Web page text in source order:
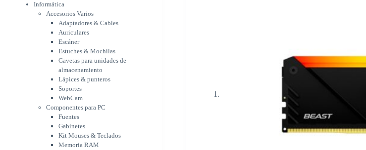
Lápices & punteros
Soportes
WebCam
Componentes para PC
Fuentes
Gabinetes
Kit Mouses & Teclados
Memoria RAM
Monitores
Mouses & Pads
Placas Madres
Procesadores
Refrigeración &
Enfriamiento
Tarjetas Gráficas
Informática
Accesorios Varios
Adaptadores & Cables
Auriculares
Escáner
Estuches & Mochilas
Gavetas para unidades de
almacenamiento
Lápices & punteros
Soportes
WebCam
Componentes para PC
Fuentes
Gabinetes
Kit Mouses & Teclados
Memoria RAM